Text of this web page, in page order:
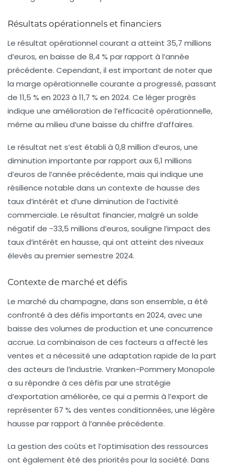
Résultats opérationnels et financiers
Le résultat opérationnel courant a atteint 35,7 millions
d’euros, en baisse de 8,4 % par rapport à l’année
précédente. Cependant, il est important de noter que
la marge opérationnelle courante a progressé, passant
de 11,5 % en 2023 à 11,7 % en 2024. Ce léger progrès
indique une amélioration de l’efficacité opérationnelle,
même au milieu d’une baisse du chiffre d’affaires.
Le résultat net s’est établi à 0,8 million d’euros, une
diminution importante par rapport aux 6,1 millions
d’euros de l’année précédente, mais qui indique une
résilience notable dans un contexte de hausse des
taux d’intérêt et d’une diminution de l’activité
commerciale. Le résultat financier, malgré un solde
négatif de -33,5 millions d’euros, souligne l’impact des
taux d’intérêt en hausse, qui ont atteint des niveaux
élevés au premier semestre 2024.
Contexte de marché et défis
Le marché du champagne, dans son ensemble, a été
confronté à des défis importants en 2024, avec une
baisse des volumes de production et une concurrence
accrue. La combinaison de ces facteurs a affecté les
ventes et a nécessité une adaptation rapide de la part
des acteurs de l’industrie. Vranken-Pommery Monopole
a su répondre à ces défis par une stratégie
d’exportation améliorée, ce qui a permis à l’export de
représenter 67 % des ventes conditionnées, une légère
hausse par rapport à l’année précédente.
La gestion des coûts et l’optimisation des ressources
ont également été des priorités pour la société. Dans